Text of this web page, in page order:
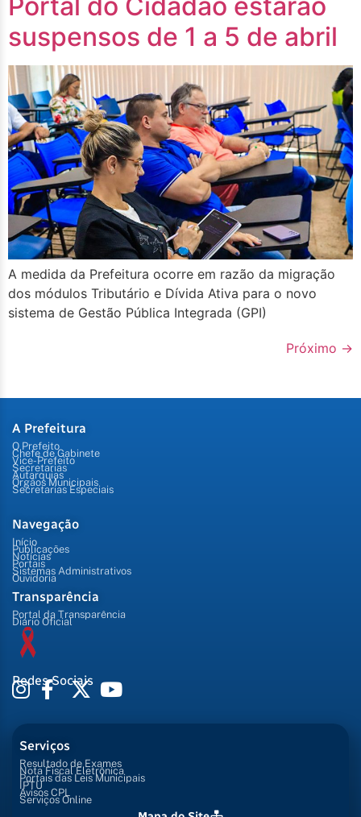
suspensos de 1 a 5 de abril
A medida da Prefeitura ocorre em razão da migração
dos módulos Tributário e Dívida Ativa para o novo
sistema de Gestão Pública Integrada (GPI)
Próximo →
A Prefeitura
O Prefeito
Chefe de Gabinete
Vice-Prefeito
Secretarias
Autarquias
Órgãos Municipais
Secretarias Especiais
Navegação
Início
Publicações
Notícias
Portais
Sistemas Administrativos
Ouvidoria
Transparência
Portal da Transparência
Diário Oficial
Redes Sociais
Serviços
Resultado de Exames
Nota Fiscal Eletrônica
Portais das Leis Municipais
IPTU
Avisos CPL
Serviços Online